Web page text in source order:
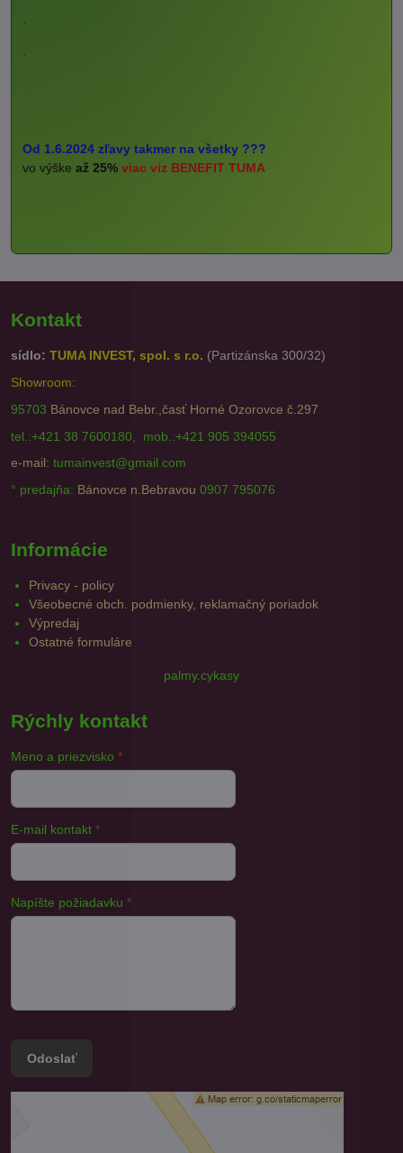
.
.
.
Od 1.6.2024 zľavy takmer na všetky ???
vo výške až 25% viac viz BENEFIT TUMA
Kontakt
sídlo: TUMA INVEST, spol. s r.o. (Partizánska 300/32)
Showroom:
95703 Bánovce nad Bebr.,časť Horné Ozorovce č.297
tel.:+421 38 7600180, mob.:+421 905 394055
e-mail: tumainvest@gmail.com
° predajňa: Bánovce n.Bebravou 0907 795076
Informácie
Privacy - policy
Všeobecné obch. podmienky, reklamačný poriadok
Výpredaj
Ostatné formuláre
palmy.cykasy
Rýchly kontakt
Meno a priezvisko *
E-mail kontakt *
Napíšte požiadavku *
Odoslať